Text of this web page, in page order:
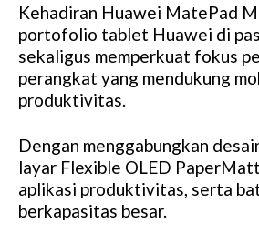
Kehadiran Huawei MatePad
portofolio tablet Huawei di
sekaligus memperkuat fokus
perangkat yang mendukung
produktivitas.
Dengan menggabungkan
layar Flexible OLED
aplikasi produktivitas, serta
berkapasitas besar.